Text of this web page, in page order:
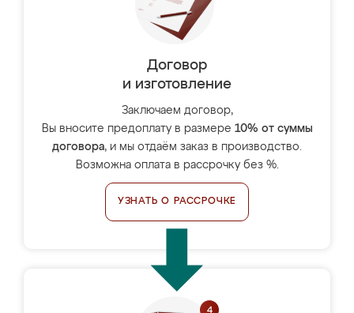
Договор
и изготовление
Заключаем договор,
Вы вносите предоплату в размере 10% от суммы
договора, и мы отдаём заказ в производство.
Возможна оплата в рассрочку без %.
УЗНАТЬ О РАССРОЧКЕ